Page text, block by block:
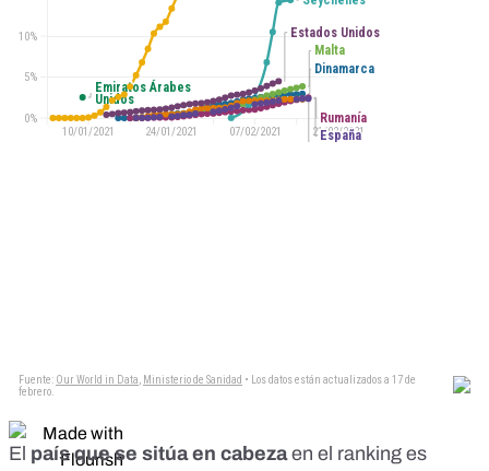
El país que se sitúa en cabezaen el ranking es